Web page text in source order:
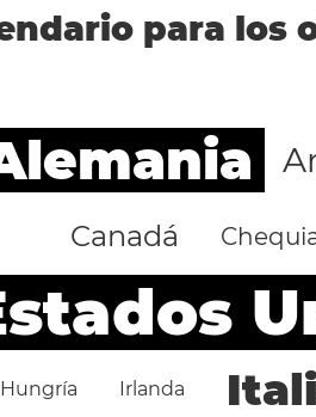
para los
Canadá
Hungría Irlanda